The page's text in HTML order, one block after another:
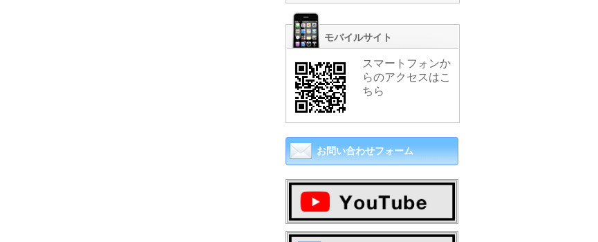
モバイルサイト
スマートフォンか
らのアクセスはこ
ちら
お問い合わせフォーム